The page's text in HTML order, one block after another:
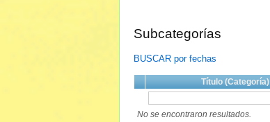
Subcategorías
BUSCAR por fechas
Título (Categoría)
No se encontraron resultados.